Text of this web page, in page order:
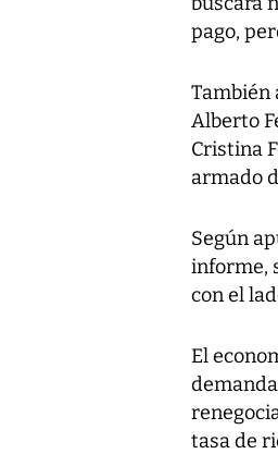
pago,
También
Alberto
Cristina
armado
Según
informe,
con el
El
tasa de